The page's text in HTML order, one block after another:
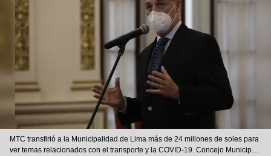
MTC transfirió a la Municipalidad de Lima más de 24 millones de soles para
ver temas relacionados con el transporte y la COVID-19. Concejo Municipal